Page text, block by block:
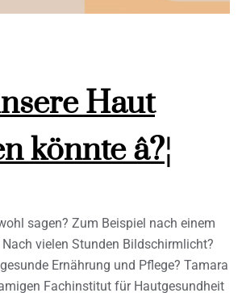
Haut
könnte â?¦
sagen? Zum Beispiel nach einem
vielen Stunden Bildschirmlicht?
Ernährung und Pflege? Tamara
Fachinstitut für Hautgesundheit